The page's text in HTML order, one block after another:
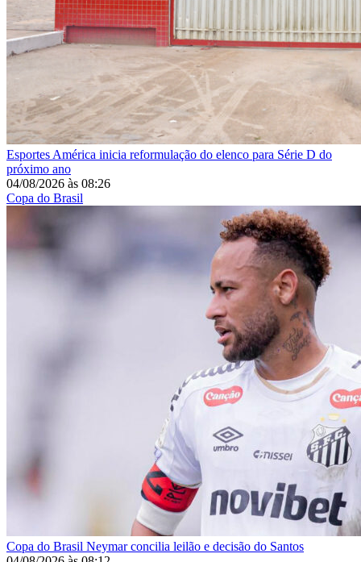
Esportes América inicia reformulação do elenco para Série D do
próximo ano
04/08/2026 às 08:26
Copa do Brasil
Copa do Brasil Neymar concilia leilão e decisão do Santos